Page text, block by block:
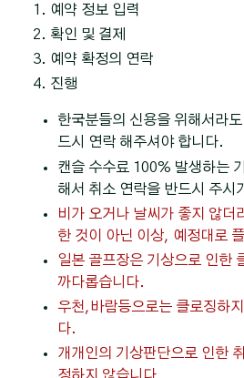
예약 정보 입력
확인 및 결제
예약 확정의 연락
진행
한국분들의 신용을 위해서라
드시 연락 해주셔야 합니다.
캔슬 수수료 100% 발생하는
해서 취소 연락을 반드시 주시
비가 오거나 날씨가 좋지 않더
한 것이 아닌 이상, 예정대로
일본 골프장은 기상으로 인한
까다롭습니다.
우천,바람등으로는 클로징하
다.
개개인의 기상판단으로 인한